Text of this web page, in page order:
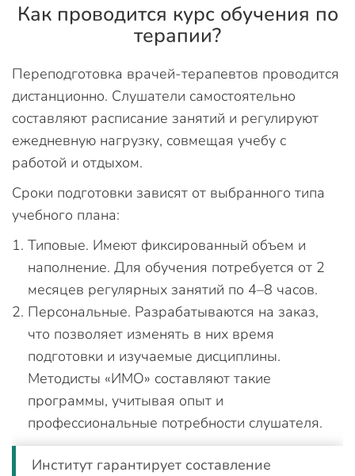
Как проводится курс обучения по
терапии?
Переподготовка врачей-терапевтов проводится
дистанционно. Слушатели самостоятельно
составляют расписание занятий и регулируют
ежедневную нагрузку, совмещая учебу с
работой и отдыхом.
Сроки подготовки зависят от выбранного типа
учебного плана:
Типовые. Имеют фиксированный объем и
наполнение. Для обучения потребуется от 2
месяцев регулярных занятий по 4–8 часов.
Персональные. Разрабатываются на заказ,
что позволяет изменять в них время
подготовки и изучаемые дисциплины.
Методисты «ИМО» составляют такие
программы, учитывая опыт и
профессиональные потребности слушателя.
Институт гарантирует составление